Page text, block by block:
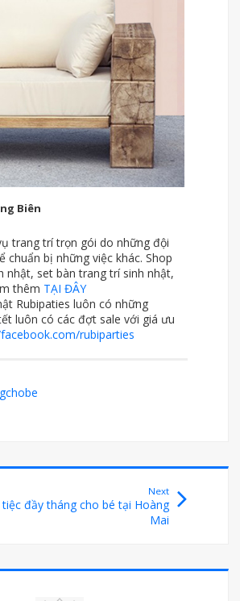
Biên
trang trí trọn gói do những đội
bị những việc khác. Shop
nhật, set bàn trang trí sinh nhật,
thêm TẠI ĐÂY
Rubipaties luôn có những
luôn có các đợt sale với giá ưu
rubiparties
Next
đầy tháng cho bé tại Hoàng
Mai